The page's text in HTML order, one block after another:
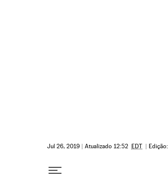
Jul 26, 2019 | Atualizado 12:52 EDT | Edição: